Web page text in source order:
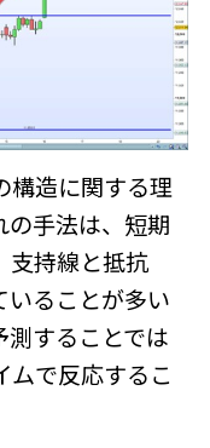
構造に関する理
の手法は、短期
支持線と抵抗
いることが多い
測することでは
ムで反応するこ